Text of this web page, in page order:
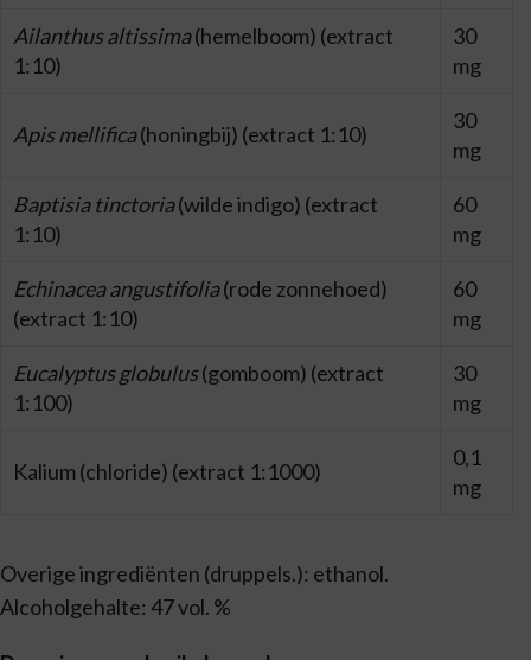
Ailanthus altissima(hemelboom) (extract
1:10)
30
mg
Apis mellifica(honingbij) (extract 1:10)
30
mg
Baptisia tinctoria(wilde indigo) (extract
1:10)
60
mg
Echinacea angustifolia(rode zonnehoed)
(extract 1:10)
60
mg
Eucalyptus globulus(gomboom) (extract
1:100)
30
mg
Kalium (chloride) (extract 1:1000)
0,1
mg
Overige ingrediënten (druppels.): ethanol.
Alcoholgehalte: 47 vol. %